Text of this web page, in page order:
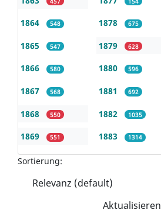
1864 548
1865 547
1866 580
1867 568
1868 550
1869 551
1878 675
1879 628
1880 596
1881 692
1882 1035
1883 1314
Sortierung:
Aktualisieren